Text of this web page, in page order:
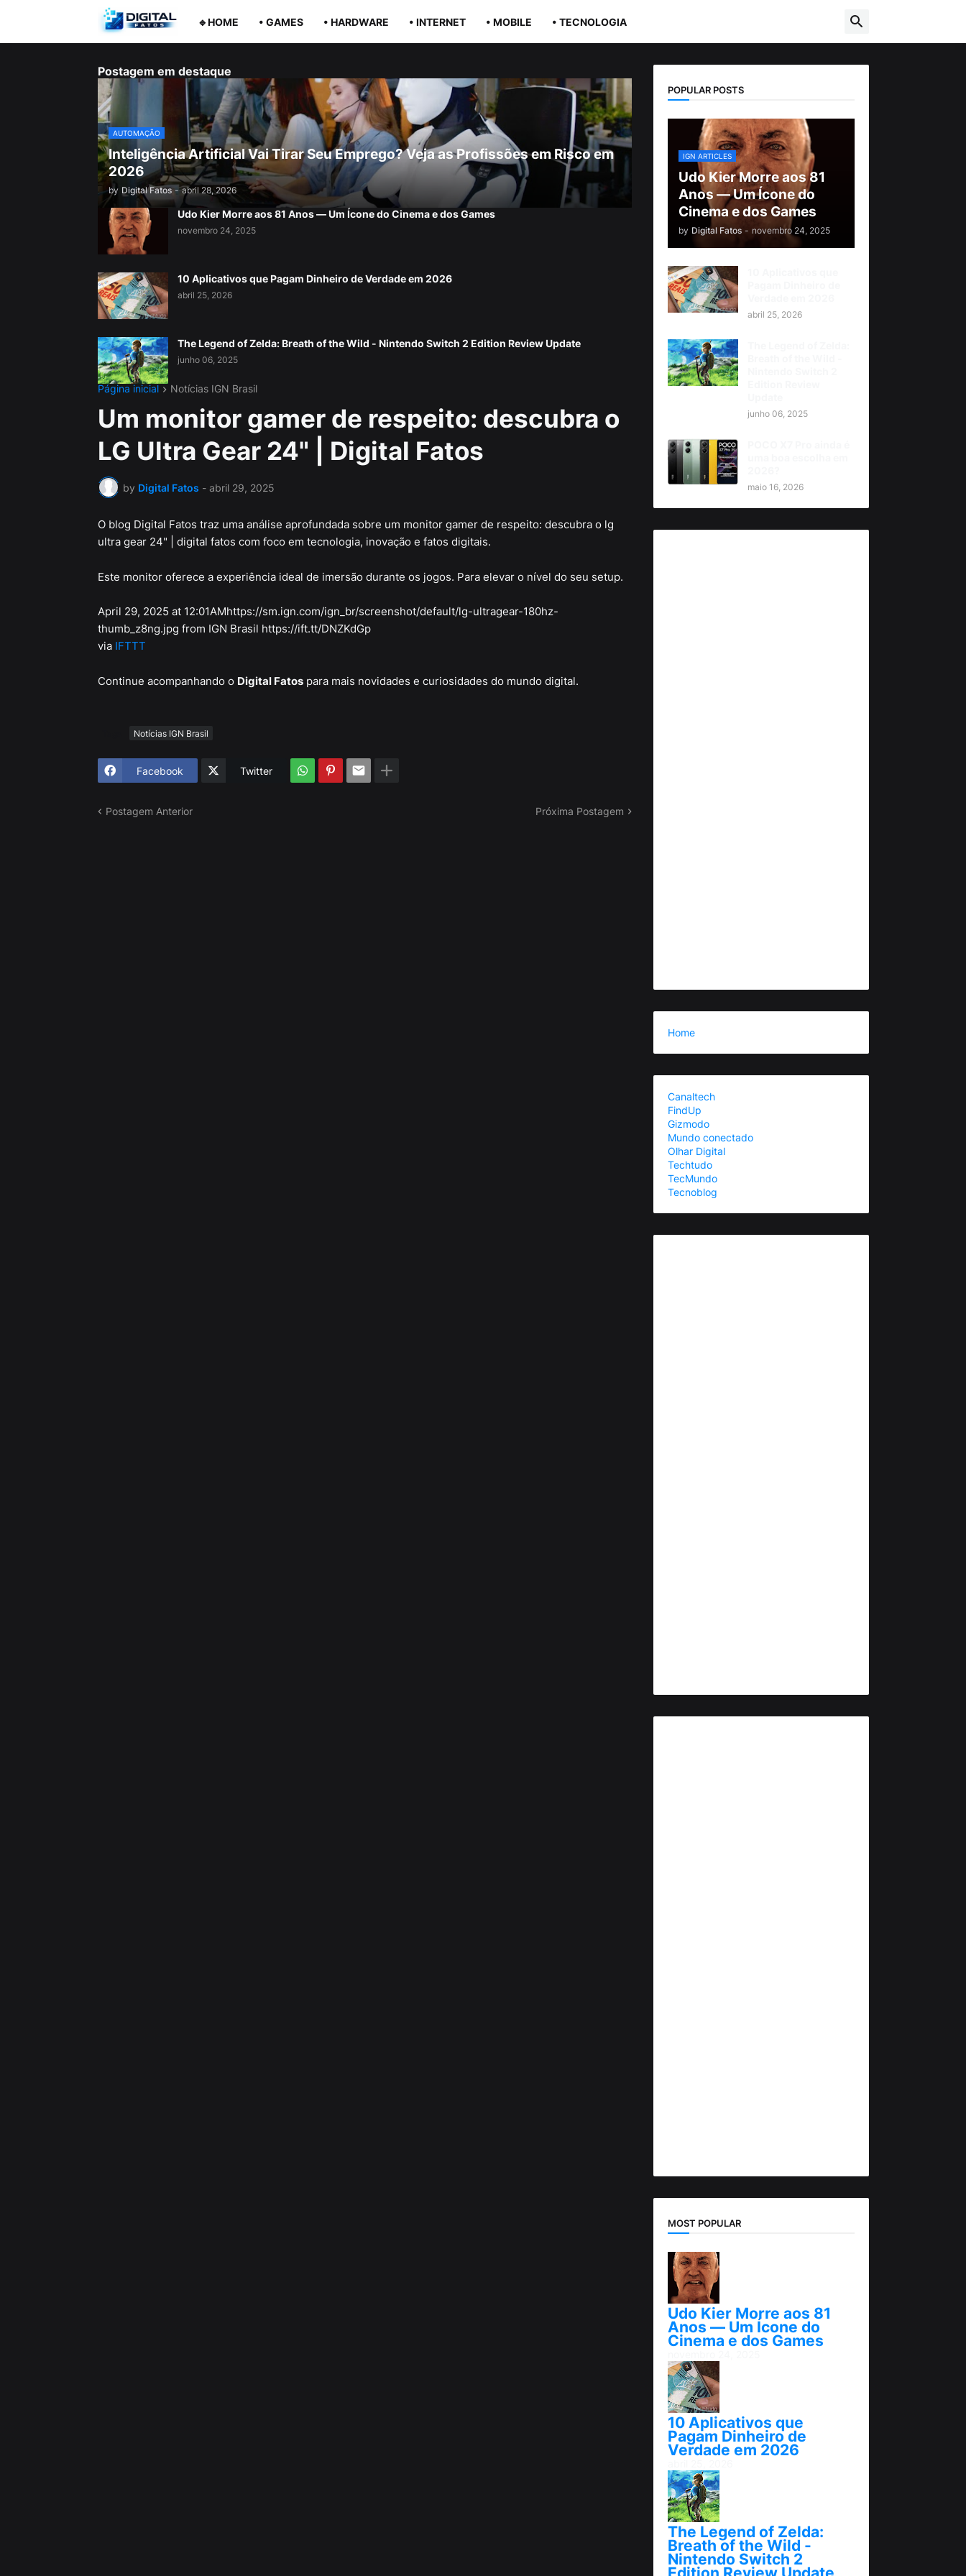
🔹HOME • GAMES • HARDWARE • INTERNET • MOBILE • TECNOLOGIA
Postagem em destaque
AUTOMAÇÃO
Inteligência Artificial Vai Tirar Seu Emprego? Veja as Profissões em Risco em
2026
by Digital Fatos - abril 28, 2026
Udo Kier Morre aos 81 Anos — Um Ícone do Cinema e dos Games
novembro 24, 2025
10 Aplicativos que Pagam Dinheiro de Verdade em 2026
abril 25, 2026
The Legend of Zelda: Breath of the Wild - Nintendo Switch 2 Edition Review Update
junho 06, 2025
Página inicial Notícias IGN Brasil
Um monitor gamer de respeito: descubra o
LG Ultra Gear 24" | Digital Fatos
by Digital Fatos - abril 29, 2025
O blog Digital Fatos traz uma análise aprofundada sobre um monitor gamer de respeito: descubra o lg
ultra gear 24" | digital fatos com foco em tecnologia, inovação e fatos digitais.
Este monitor oferece a experiência ideal de imersão durante os jogos. Para elevar o nível do seu setup.
April 29, 2025 at 12:01AMhttps://sm.ign.com/ign_br/screenshot/default/lg-ultragear-180hz-
thumb_z8ng.jpg from IGN Brasil https://ift.tt/DNZKdGp
via IFTTT
Continue acompanhando o Digital Fatospara mais novidades e curiosidades do mundo digital.
Notícias IGN Brasil
Facebook Twitter
Postagem Anterior Próxima Postagem
POPULAR POSTS
IGN ARTICLES
Udo Kier Morre aos 81
Anos — Um Ícone do
Cinema e dos Games
by Digital Fatos - novembro 24, 2025
abril 25, 2026
junho 06, 2025
maio 16, 2026
Home
Canaltech
FindUp
Gizmodo
Mundo conectado
Olhar Digital
Techtudo
TecMundo
Tecnoblog
MOST POPULAR
Udo Kier Morre aos 81
Anos — Um Ícone do
Cinema e dos Games
10 Aplicativos que
Pagam Dinheiro de
Verdade em 2026
The Legend of Zelda:
Breath of the Wild -
Nintendo Switch 2